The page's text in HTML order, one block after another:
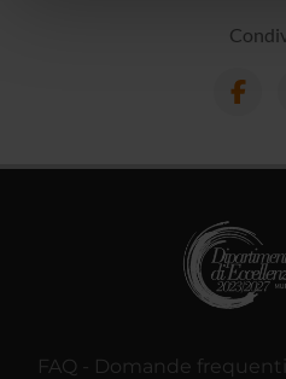
pubblicità e social media, i
raccolto dal tuo utilizzo dei
FAQ - Domande